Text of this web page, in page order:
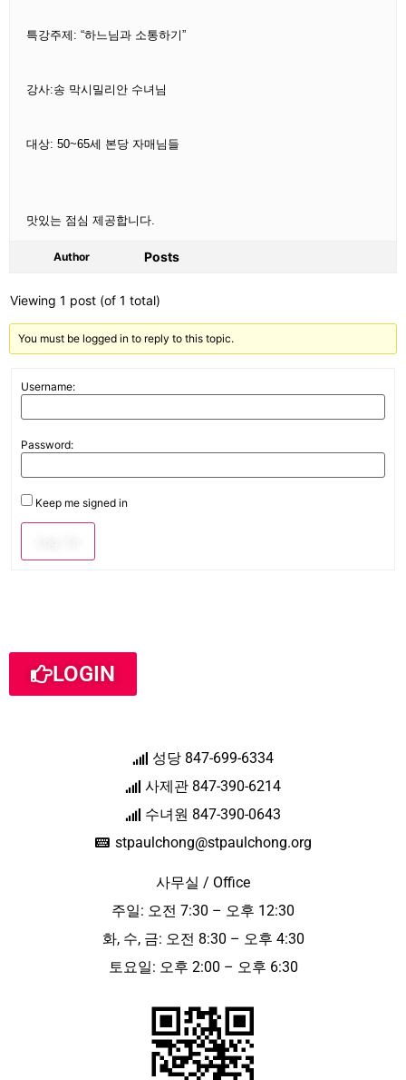
특강주제: “하느님과 소통하기”
강사:송 막시밀리안 수녀님
대상: 50~65세 본당 자매님들
맛있는 점심 제공합니다.
Author Posts
Viewing 1 post (of 1 total)
You must be logged in to reply to this topic.
Username:
Password:
Keep me signed in
LOGIN
성당 847-699-6334
사제관 847-390-6214
수녀원 847-390-0643
stpaulchong@stpaulchong.org
사무실 / Office
주일: 오전 7:30 – 오후 12:30
화, 수, 금: 오전 8:30 – 오후 4:30
토요일: 오후 2:00 – 오후 6:30